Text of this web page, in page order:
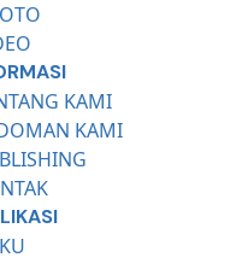
KAMI
KAMI